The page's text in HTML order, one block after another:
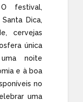
festival,
Dica,
cervejas
única
noite
e à boa
no
uma